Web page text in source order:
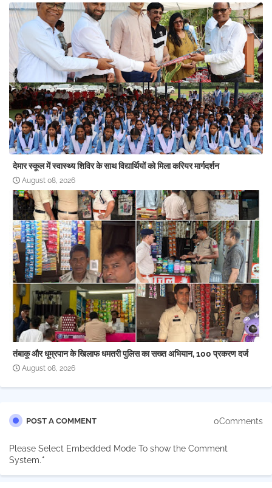
देमार स्कूल में स्वास्थ्य शिविर के साथ विद्यार्थियों को मिला करियर मार्गदर्शन
August 08, 2026
तंबाकू और धूम्रपान के खिलाफ धमतरी पुलिस का सख्त अभियान, 100 प्रकरण दर्ज
August 08, 2026
POST A COMMENT 0Comments
Please Select Embedded Mode To show the Comment
System.*